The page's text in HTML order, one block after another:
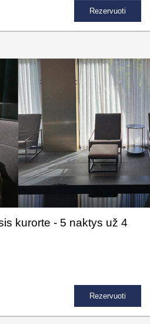
Rezervuoti
kurorte - 5 naktys už 4
Rezervuoti